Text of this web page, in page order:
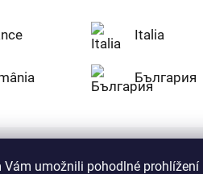
Vám umožnili pohodlné prohlížení
Italia
България